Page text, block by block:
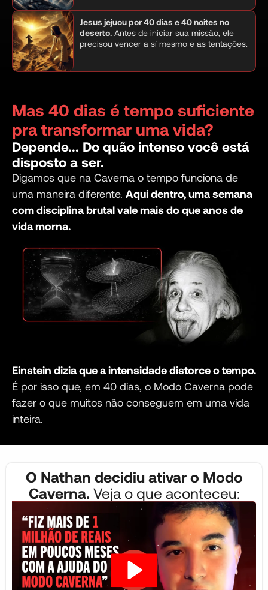
Jesus jejuou por 40 dias e 40 noites no
deserto.Antes de iniciar sua missão, ele
precisou vencer a sí mesmo e as tentações.
Mas 40 dias é tempo suficiente
pra transformar uma vida?
Depende... Do quão intenso você está
disposto a ser.
Digamos que na Caverna o tempo funciona de
uma maneira diferente. Aqui dentro, uma semana
com disciplina brutal vale mais do que anos de
vida morna.
Einstein dizia que a intensidade distorce o tempo.
É por isso que, em 40 dias, o Modo Caverna pode
fazer o que muitos não conseguem em uma vida
inteira.
O Nathan decidiu ativar o Modo
Caverna. Veja o que aconteceu: